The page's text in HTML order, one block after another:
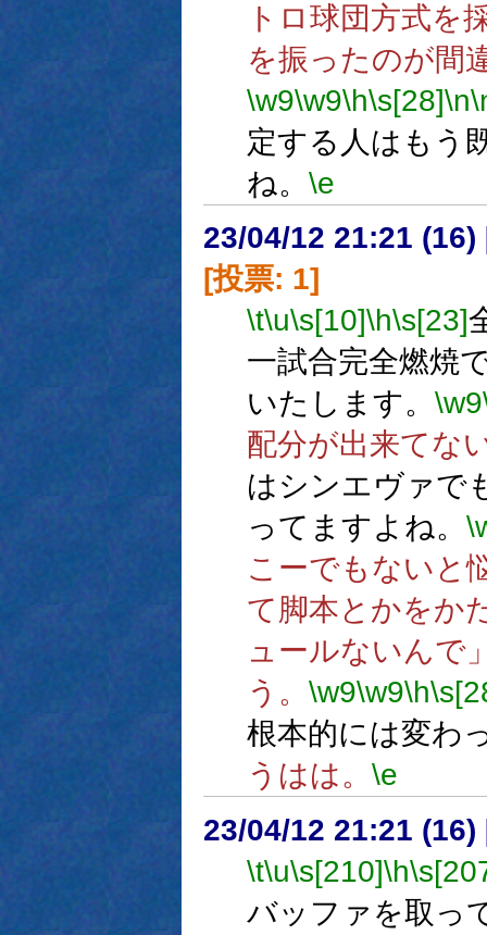
トロ球団方式を
を振ったのが間
\w9\w9\h\s[28]\n
定する人はもう
ね。 \e
23/04/12 21:21 (16)
[投票: 1]
\t\u\s[10]\h\s[23]
一試合完全燃焼
いたします。 \w9
配分が出来てな
はシンエヴァで
ってますよね。
こーでもないと
て脚本とかをか
ュールないんで
う。 \w9\w9\h
根本的には変わ
うはは。 \e
23/04/12 21:21 (16)
\t\u\s[210]\h
バッファを取っ